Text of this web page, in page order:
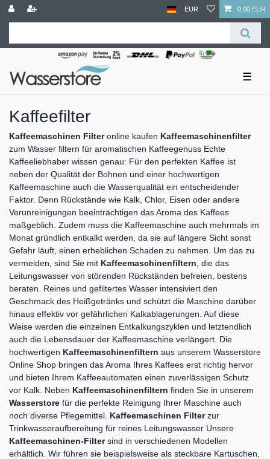
EUR 0,00 EUR
☰
Kaffeefilter
Kaffeemaschinen Filteronline kaufen Kaffeemaschinenfilter
zum Wasser filtern für aromatischen Kaffeegenuss Echte
Kaffeeliebhaber wissen genau: Für den perfekten Kaffee ist
neben der Qualität der Bohnen und einer hochwertigen
Kaffeemaschine auch die Wasserqualität ein entscheidender
Faktor. Denn Rückstände wie Kalk, Chlor, Eisen oder andere
Verunreinigungen beeinträchtigen das Aroma des Kaffees
maßgeblich. Zudem muss die Kaffeemaschine auch mehrmals im
Monat gründlich entkalkt werden, da sie auf längere Sicht sonst
Gefahr läuft, einen erheblichen Schaden zu nehmen. Um das zu
vermeiden, sind Sie mit Kaffeemaschinenfiltern , die das
Leitungswasser von störenden Rückständen befreien, bestens
beraten. Reines und gefiltertes Wasser intensiviert den
Geschmack des Heißgetränks und schützt die Maschine darüber
hinaus effektiv vor gefährlichen Kalkablagerungen. Auf diese
Weise werden die einzelnen Entkalkungszyklen und letztendlich
auch die Lebensdauer der Kaffeemaschine verlängert. Die
hochwertigen Kaffeemaschinenfiltern aus unserem Wasserstore
Online Shop bringen das Aroma Ihres Kaffees erst richtig hervor
und bieten Ihrem Kaffeeautomaten einen zuverlässigen Schutz
vor Kalk. Neben Kaffeemaschinenfiltern finden Sie in unserem
Wasserstore für die perfekte Reinigung Ihrer Maschine auch
noch diverse Pflegemittel. Kaffeemaschinen Filterzur
Trinkwasseraufbereitung für reines Leitungswasser Unsere
Kaffeemaschinen-Filtersind in verschiedenen Modellen
erhältlich. Wir führen sie beispielsweise als steckbare Kartuschen,